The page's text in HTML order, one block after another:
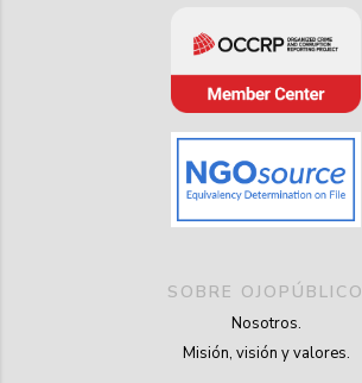
SOBRE OJOPÚBLICO
Nosotros.
Misión, visión y valores.